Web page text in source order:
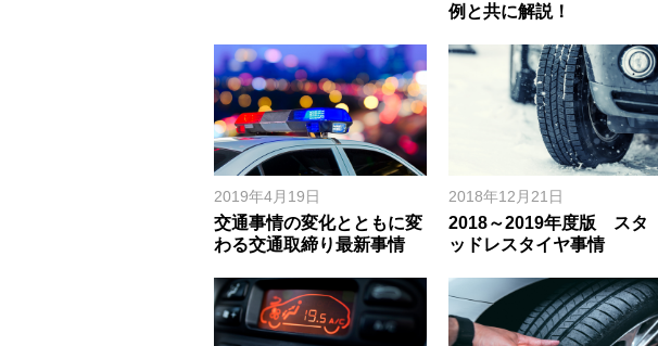
例と共に解説！
2019年4月19日
交通事情の変化とともに変
わる交通取締り最新事情
2018年12月21日
2018～2019年度版 スタ
ッドレスタイヤ事情